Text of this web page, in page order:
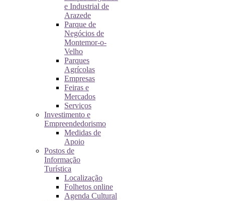
e Industrial de
Arazede
Parque de
Negócios de
Montemor-o-
Velho
Parques
Agrícolas
Empresas
Feiras e
Mercados
Serviços
Investimento e
Empreendedorismo
Medidas de
Apoio
Postos de
Informação
Turística
Localização
Folhetos online
Agenda Cultural